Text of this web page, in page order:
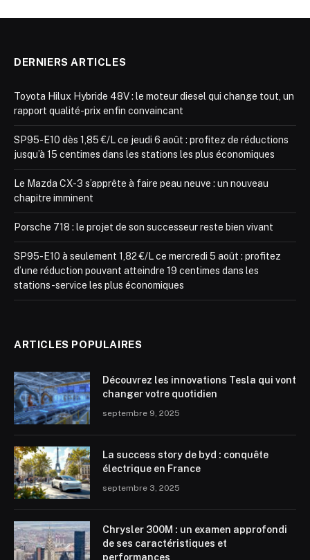
DERNIERS ARTICLES
Toyota Hilux Hybride 48V : le moteur diesel qui change tout, un
rapport qualité-prix enfin convaincant
SP95-E10 dès 1,85 €/L ce jeudi 6 août : profitez de réductions
jusqu’à 15 centimes dans les stations les plus économiques
Le Mazda CX-3 s’apprête à faire peau neuve : un nouveau
chapitre imminent
Porsche 718 : le projet de son successeur reste bien vivant
SP95-E10 à seulement 1,82 €/L ce mercredi 5 août : profitez
d’une réduction pouvant atteindre 19 centimes dans les
stations-service les plus économiques
ARTICLES POPULAIRES
Découvrez les innovations Tesla qui vont
changer votre quotidien
septembre 9, 2025
La success story de byd : conquête
électrique en France
septembre 3, 2025
Chrysler 300M : un examen approfondi
de ses caractéristiques et
performances